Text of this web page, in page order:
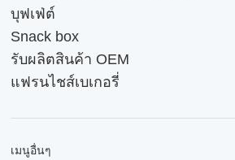
บุฟเฟ่ต์
Snack box
รับผลิตสินค้า OEM
แฟรนไชส์เบเกอรี่
เมนูอื่นๆ